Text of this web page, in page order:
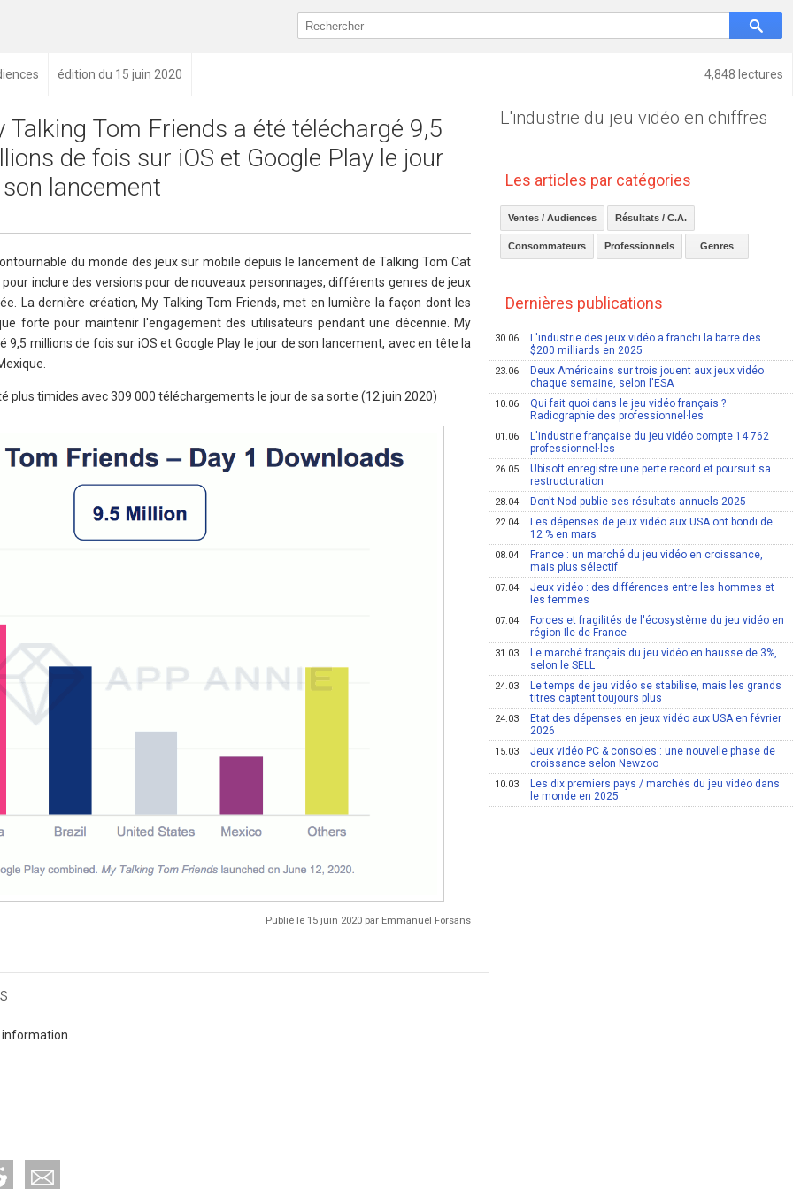
4,848 lectures
édition du 15 juin 2020
Talking Tom Friends a été téléchargé 9,5
de fois sur iOS et Google Play le jour
lancement
du monde des jeux sur mobile depuis le lancement de Talking Tom Cat
inclure des versions pour de nouveaux personnages, différents genres de jeux
La dernière création, My Talking Tom Friends, met en lumière la façon dont les
forte pour maintenir l'engagement des utilisateurs pendant une décennie. My
9,5 millions de fois sur iOS et Google Play le jour de son lancement, avec en tête la
plus timides avec 309 000 téléchargements le jour de sa sortie (12 juin 2020)
Publié le 15 juin 2020 par Emmanuel Forsans
L'industrie du jeu vidéo en chiffres
Les articles par catégories
Ventes / Audiences Résultats / C.A.
Consommateurs Professionnels Genres
Dernières publications
30.06
L'industrie des jeux vidéo a franchi la barre des
$200 milliards en 2025
23.06
Deux Américains sur trois jouent aux jeux vidéo
chaque semaine, selon l'ESA
10.06
Qui fait quoi dans le jeu vidéo français ?
Radiographie des professionnel·les
01.06
L'industrie française du jeu vidéo compte 14 762
professionnel·les
26.05
Ubisoft enregistre une perte record et poursuit sa
restructuration
28.04 Don't Nod publie ses résultats annuels 2025
22.04
Les dépenses de jeux vidéo aux USA ont bondi de
12 % en mars
08.04
France : un marché du jeu vidéo en croissance,
mais plus sélectif
07.04
Jeux vidéo : des différences entre les hommes et
les femmes
07.04
Forces et fragilités de l'écosystème du jeu vidéo en
région Ile-de-France
31.03
Le marché français du jeu vidéo en hausse de 3%,
selon le SELL
24.03
Le temps de jeu vidéo se stabilise, mais les grands
titres captent toujours plus
24.03
Etat des dépenses en jeux vidéo aux USA en février
2026
15.03
Jeux vidéo PC & consoles : une nouvelle phase de
croissance selon Newzoo
10.03
Les dix premiers pays / marchés du jeu vidéo dans
le monde en 2025